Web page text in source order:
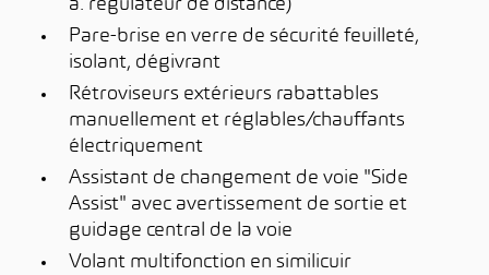
a. régulateur de distance)
Pare-brise en verre de sécurité feuilleté,
isolant, dégivrant
Rétroviseurs extérieurs rabattables
manuellement et réglables/chauffants
électriquement
Assistant de changement de voie "Side
Assist" avec avertissement de sortie et
guidage central de la voie
Volant multifonction en similicuir